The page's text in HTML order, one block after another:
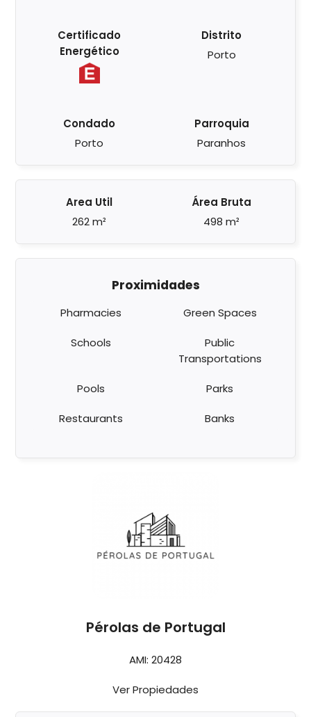
Certificado
Energético
Distrito
Porto
Condado
Porto
Parroquia
Paranhos
Area Util
262 m²
Área Bruta
498 m²
Proximidades
Pharmacies Green Spaces
Schools
Public
Transportations
Pools Parks
Restaurants Banks
Pérolas de Portugal
AMI: 20428
Ver Propiedades